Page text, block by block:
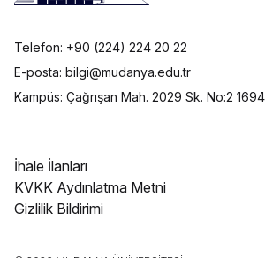
Telefon: +90 (224) 224 20 22
E-posta: bilgi@mudanya.edu.tr
Kampüs: Çağrışan Mah. 2029 Sk. No:2
İhale İlanları
KVKK Aydınlatma Metni
Gizlilik Bildirimi